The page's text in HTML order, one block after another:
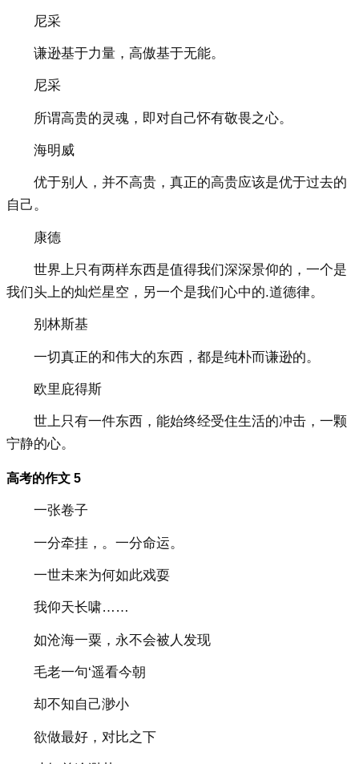
尼采
谦逊基于力量，高傲基于无能。
尼采
所谓高贵的灵魂，即对自己怀有敬畏之心。
海明威
优于别人，并不高贵，真正的高贵应该是优于过去的
自己。
康德
世界上只有两样东西是值得我们深深景仰的，一个是
我们头上的灿烂星空，另一个是我们心中的.道德律。
别林斯基
一切真正的和伟大的东西，都是纯朴而谦逊的。
欧里庇得斯
世上只有一件东西，能始终经受住生活的冲击，一颗
宁静的心。
高考的作文 5
一张卷子
一分牵挂，。一分命运。
一世未来为何如此戏耍
我仰天长啸……
如沧海一粟，永不会被人发现
毛老一句‘遥看今朝
却不知自己渺小
欲做最好，对比之下